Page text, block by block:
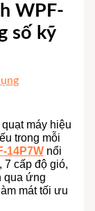
WPF-
số kỹ
máy hiệu
trong mỗi
14P7Wnổi
7 cấp độ gió,
qua ứng
mát tối ưu